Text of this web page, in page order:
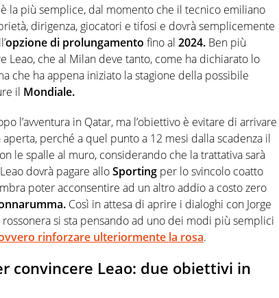
la più semplice, dal momento che il tecnico emiliano
dirigenza, giocatori e tifosi e dovrà semplicemente
opzione di prolungamento fino al 2024. Ben più
Leao, che al Milan deve tanto, come ha dichiarato lo
che ha appena iniziato la stagione della possibile
il Mondiale.
l’avventura in Qatar, ma l’obiettivo è evitare di arrivare
perché a quel punto a 12 mesi dalla scadenza il
le spalle al muro, considerando che la trattativa sarà
dovrà pagare alloSporting per lo svincolo coatto
poter acconsentire ad un altro addio a costo zero
Così in attesa di aprire i dialoghi con Jorge
rossonera si sta pensando ad uno dei modi più semplici
rinforzare ulteriormente la rosa.
convincere Leao: due obiettivi in